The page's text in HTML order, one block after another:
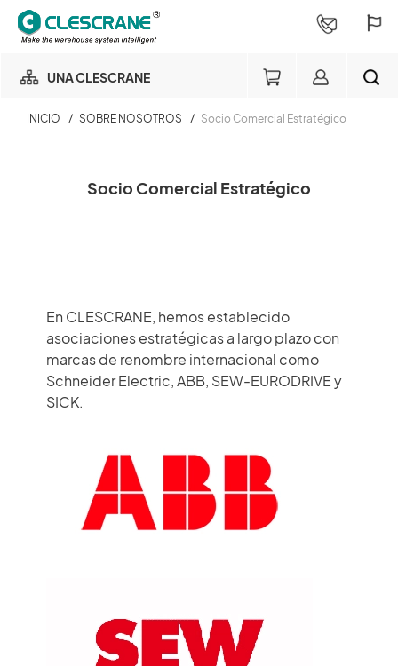
UNA CLESCRANE
almacenamiento
Consulta de pedido
Login
Acceso
BUSCAR
NUESTRO NEGOCIO
NUESTRA FÁBRICA
SOBRE NOSOTROS
HISTORIAS DE CLIENTES
SALA DE NOTICIAS
INICIO / SOBRE NOSOTROS / Socio Comercial Estratégico
Socio Comercial Estratégico
En CLESCRANE, hemos establecido
asociaciones estratégicas a largo plazo con
marcas de renombre internacional como
Schneider Electric, ABB, SEW-EURODRIVE y
SICK.